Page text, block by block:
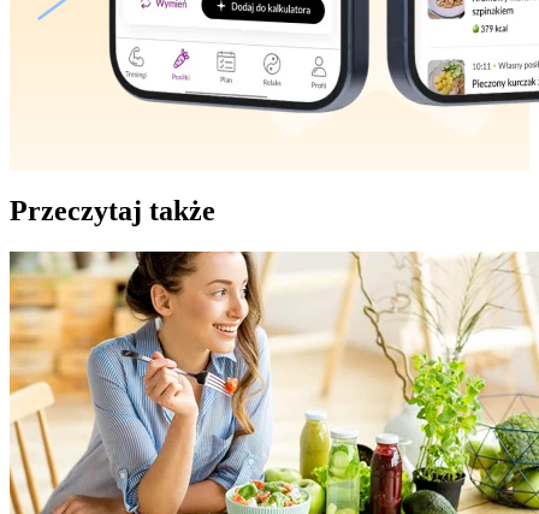
Przeczytaj także